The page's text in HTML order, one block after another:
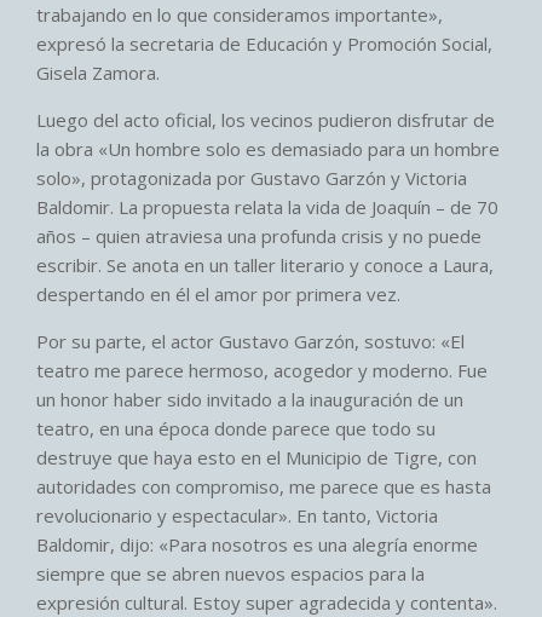
trabajando en lo que consideramos importante»,
expresó la secretaria de Educación y Promoción Social,
Gisela Zamora.
Luego del acto oficial, los vecinos pudieron disfrutar de
la obra «Un hombre solo es demasiado para un hombre
solo», protagonizada por Gustavo Garzón y Victoria
Baldomir. La propuesta relata la vida de Joaquín – de 70
años – quien atraviesa una profunda crisis y no puede
escribir. Se anota en un taller literario y conoce a Laura,
despertando en él el amor por primera vez.
Por su parte, el actor Gustavo Garzón, sostuvo: «El
teatro me parece hermoso, acogedor y moderno. Fue
un honor haber sido invitado a la inauguración de un
teatro, en una época donde parece que todo su
destruye que haya esto en el Municipio de Tigre, con
autoridades con compromiso, me parece que es hasta
revolucionario y espectacular». En tanto, Victoria
Baldomir, dijo: «Para nosotros es una alegría enorme
siempre que se abren nuevos espacios para la
expresión cultural. Estoy super agradecida y contenta».